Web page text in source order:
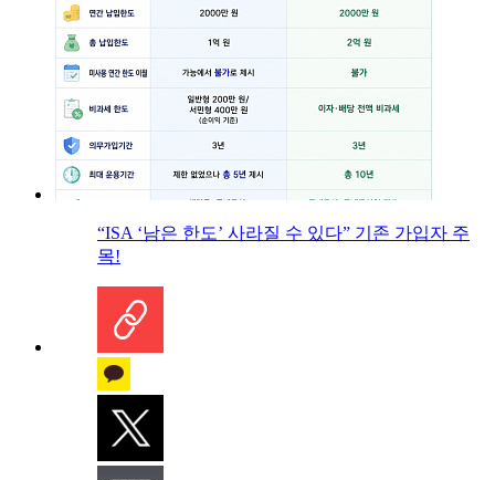
“ISA ‘남은 한도’ 사라질 수 있다” 기존 가입자 주
목!